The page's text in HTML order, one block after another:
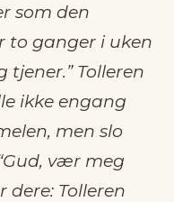
som den
to ganger i uken
Tolleren
ikke engang
men slo
vær meg
dere: Tolleren